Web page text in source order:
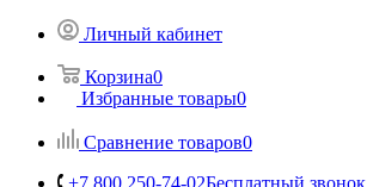
Личный кабинет
Корзина0
Избранные товары0
Сравнение товаров0
+7 800 250-74-02Бесплатный звонок